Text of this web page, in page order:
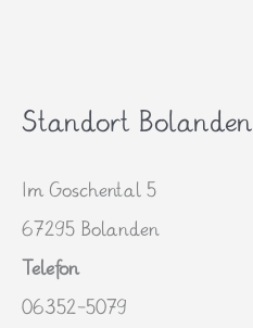
Standort Bolanden
Im Goschental 5
67295 Bolanden
Telefon
06352-5079